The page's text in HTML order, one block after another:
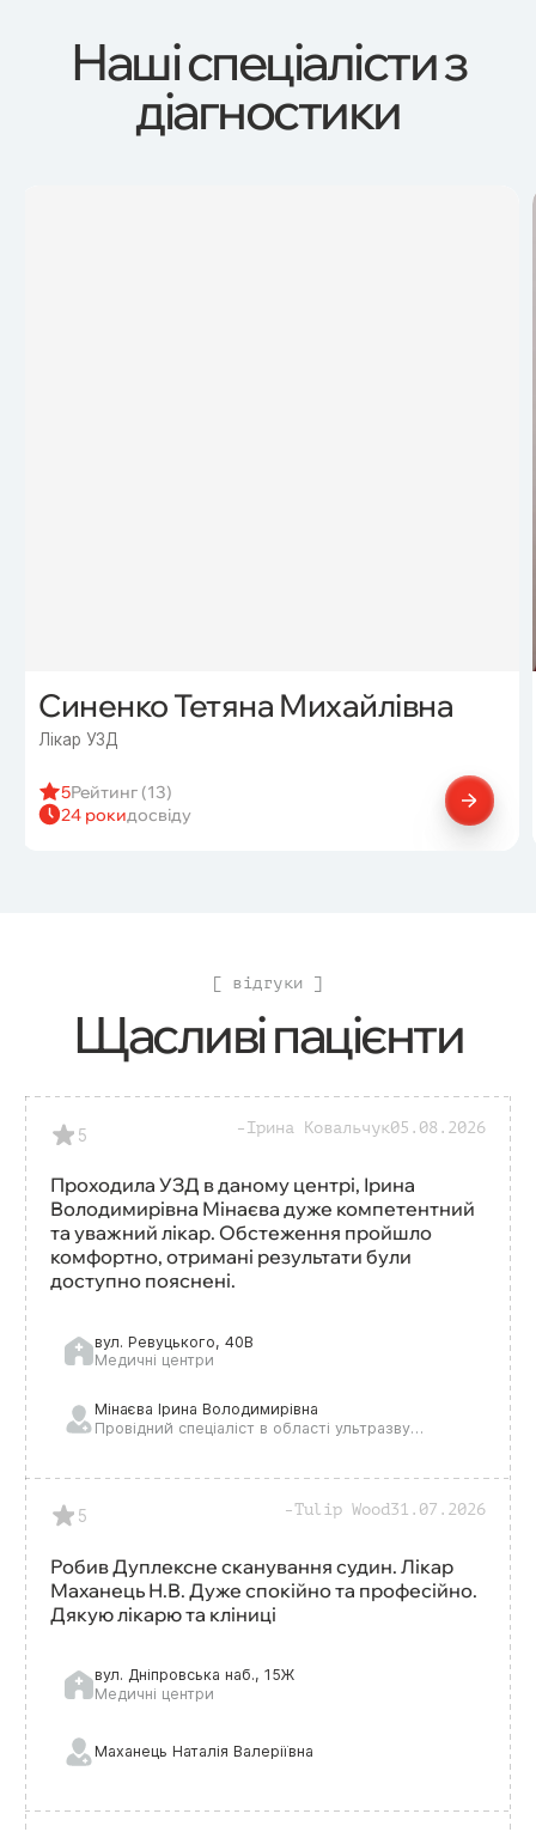
Наші спеціалісти з
діагностики
Синенко Тетяна Михайлівна
Лікар УЗД
5Рейтинг (13)
24 рокидосвіду
[ відгуки ]
Щасливі пацієнти
5 Ірина Ковальчук05.08.2026
Проходила УЗД в даному центрі, Ірина
Володимирівна Мінаєва дуже компетентний
та уважний лікар. Обстеження пройшло
комфортно, отримані результати були
доступно пояснені.
вул. Ревуцького, 40В
Медичні центри
Мінаєва Ірина Володимирівна
Провідний спеціаліст в області ультразвукової діагностики і терапії
5 Tulip Wood31.07.2026
Робив Дуплексне сканування судин. Лікар
Маханець Н.В. Дуже спокійно та професійно.
Дякую лікарю та кліниці
вул. Дніпровська наб., 15Ж
Медичні центри
Маханець Наталія Валеріївна